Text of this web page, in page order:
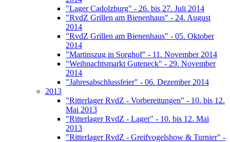
"Lager Cadolzburg" - 26. bis 27. Juli 2014
"RvdZ Grillen am Bienenhaus" - 24. August
2014
"RvdZ Grillen am Bienenhaus" - 05. Oktober
2014
"Martinszug in Sorghof" - 11. November 2014
"Weihnachtsmarkt Guteneck" - 29. November
2014
"Jahresabschlussfeier" - 06. Dezember 2014
2013
"Ritterlager RvdZ - Vorbereitungen" - 10. bis 12.
Mai 2013
"Ritterlager RvdZ - Lager" - 10. bis 12. Mai
2013
"Ritterlager RvdZ - Greifvogelshow & Turnier" -